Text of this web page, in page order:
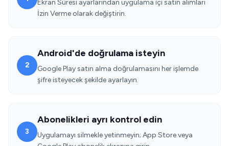
Ekran Süresi ayarlarından uygulama içi satın alımları
İzin Verme olarak değiştirin.
2
Android'de doğrulama isteyin
Google Play satın alma doğrulamasını her işlemde
şifre isteyecek şekilde ayarlayın.
3
Abonelikleri ayrı kontrol edin
Uygulamayı silmekle yetinmeyin; App Store veya